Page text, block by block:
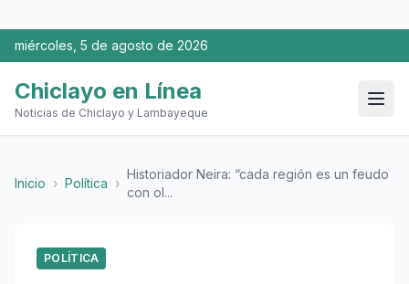
miércoles, 5 de agosto de 2026
Chiclayo en Línea
Noticias de Chiclayo y Lambayeque
Inicio › Política ›
Historiador Neira: “cada región es un feudo
con ol...
POLÍTICA